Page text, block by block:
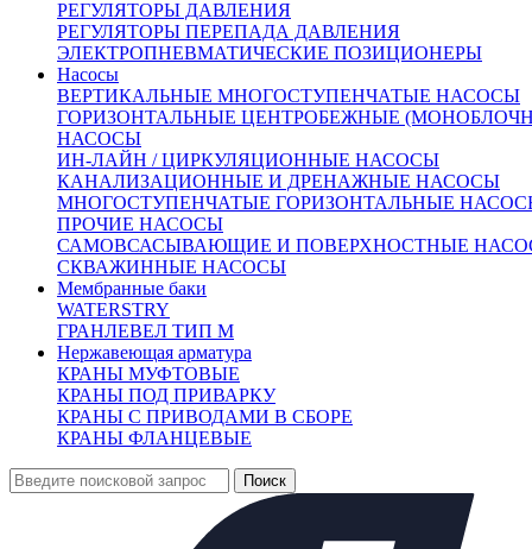
РЕГУЛЯТОРЫ ДАВЛЕНИЯ
РЕГУЛЯТОРЫ ПЕРЕПАДА ДАВЛЕНИЯ
ЭЛЕКТРОПНЕВМАТИЧЕСКИЕ ПОЗИЦИОНЕРЫ
Насосы
ВЕРТИКАЛЬНЫЕ МНОГОСТУПЕНЧАТЫЕ НАСОСЫ
ГОРИЗОНТАЛЬНЫЕ ЦЕНТРОБЕЖНЫЕ
НАСОСЫ
ИН-ЛАЙН / ЦИРКУЛЯЦИОННЫЕ НАСОСЫ
КАНАЛИЗАЦИОННЫЕ И ДРЕНАЖНЫЕ НАСОСЫ
МНОГОСТУПЕНЧАТЫЕ ГОРИЗОНТАЛЬНЫЕ
ПРОЧИЕ НАСОСЫ
САМОВСАСЫВАЮЩИЕ И ПОВЕРХНОСТНЫЕ
СКВАЖИННЫЕ НАСОСЫ
Мембранные баки
WATERSTRY
ГРАНЛЕВЕЛ ТИП М
Нержавеющая арматура
КРАНЫ МУФТОВЫЕ
КРАНЫ ПОД ПРИВАРКУ
КРАНЫ С ПРИВОДАМИ В СБОРЕ
КРАНЫ ФЛАНЦЕВЫЕ
Внешний вид товара, размеры, количество
и параметры монтажных элементов зависят
от выбранных характеристик конкретного товара
и могут отличаться от изображения на сайте.
Количество:
От 167 152 руб.